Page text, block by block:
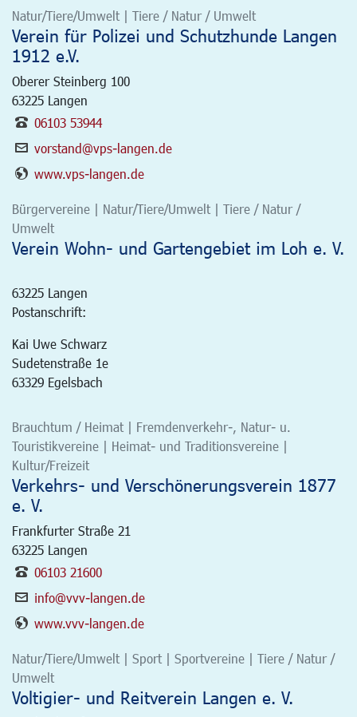
Natur/Tiere/Umwelt | Tiere / Natur / Umwelt
Verein für Polizei und Schutzhunde Langen
1912 e.V.
Oberer Steinberg 100
63225 Langen
06103 53944
vorstand@vps-langen.de
www.vps-langen.de
Bürgervereine | Natur/Tiere/Umwelt | Tiere / Natur /
Umwelt
Verein Wohn- und Gartengebiet im Loh e. V.
63225 Langen
Postanschrift:
Kai Uwe Schwarz
Sudetenstraße 1e
63329 Egelsbach
Brauchtum / Heimat | Fremdenverkehr-, Natur- u.
Touristikvereine | Heimat- und Traditionsvereine |
Kultur/Freizeit
Verkehrs- und Verschönerungsverein 1877
e. V.
Frankfurter Straße 21
63225 Langen
06103 21600
info@vvv-langen.de
www.vvv-langen.de
Natur/Tiere/Umwelt | Sport | Sportvereine | Tiere / Natur /
Umwelt
Voltigier- und Reitverein Langen e. V.